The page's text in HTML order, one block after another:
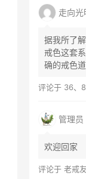
走向光
据我所了
戒色这套
确的戒色
评论于 36、80
管理员
欢迎回家
评论于 老戒